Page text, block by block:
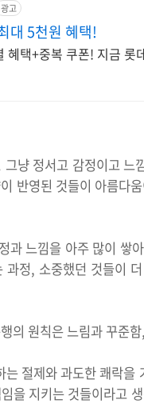
광고
대 5천원 혜택!
혜택+중복 쿠폰! 지금 롯
냥 정서고 감정이고
반영된 것들이 아름다
과 느낌을 아주 많이 쌓
과정, 소중했던 것들이
의 원칙은 느림과 꾸준
절제와 과도한 쾌락
을 지키는 것들이라고